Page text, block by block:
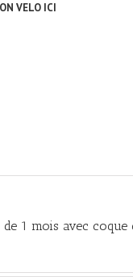
VELO ICI
1 mois avec